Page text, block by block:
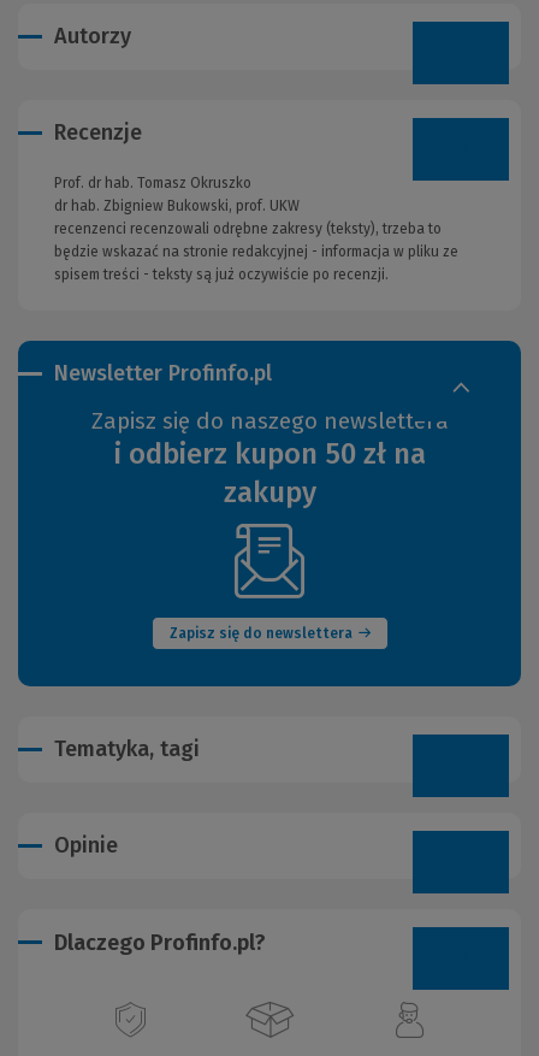
Autorzy
Newsletter Profinfo.pl
Zapisz się do naszego newslettera
i odbierz kupon 50 zł na
zakupy
Zapisz się do newslettera
(Nowe
okno)
Tematyka, tagi
Recenzje
Prof. dr hab. Tomasz Okruszko
dr hab. Zbigniew Bukowski, prof. UKW
recenzenci recenzowali odrębne zakresy (teksty), trzeba to
będzie wskazać na stronie redakcyjnej - informacja w pliku ze
spisem treści - teksty są już oczywiście po recenzji.
Opinie
Dlaczego Profinfo.pl?